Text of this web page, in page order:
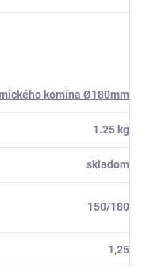
komína Ø180mm
1.25 kg
skladom
150/180
1,25